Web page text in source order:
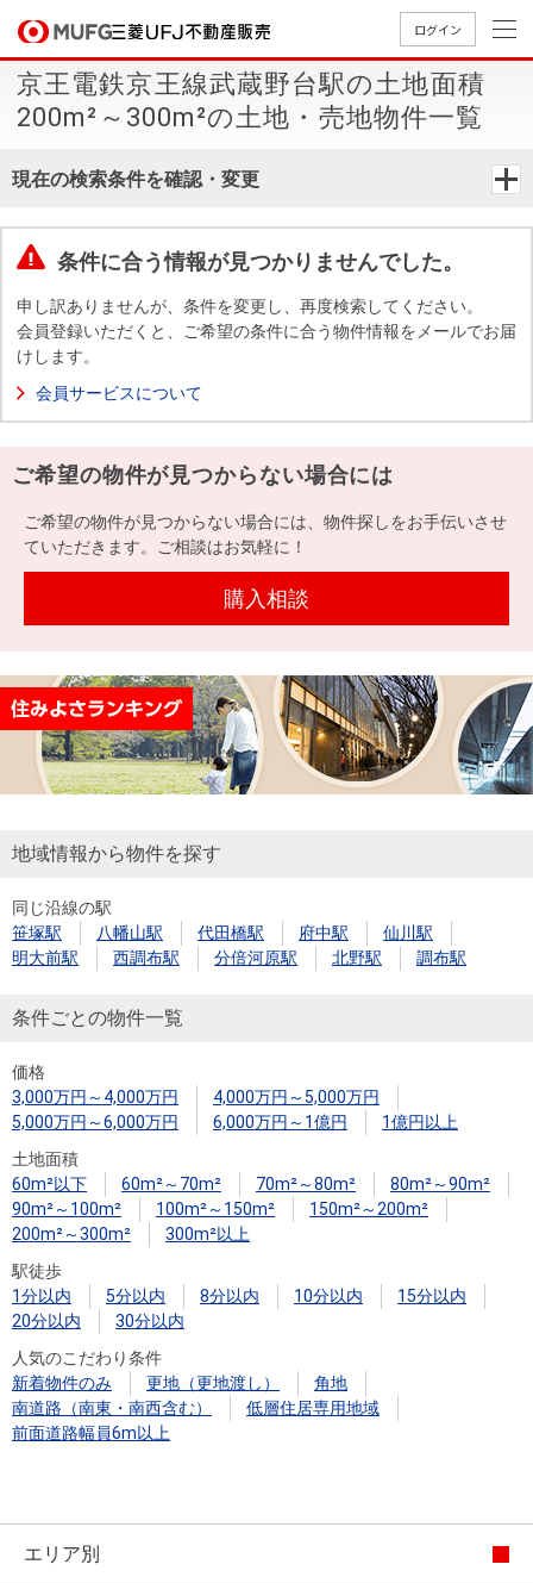
ログイン
買いたいTOP
中古
マン
ンを
探す
築・
一戸
建て
す
用
物
件
を
す
件を
探す
購入向け
サービス
住宅ロー
ンシミュ
住まい1プ
ラス（お
暮らしの
税金の本
（電子ブ
ック）
ド
売りたいTOP
無
料
定
却
談
売却
金額
試算
売却向け
周辺相場
住まい1プ
住まいと
暮らしの
税金の本
売却ガイ
ド
店舗案内TOP
店舗のご
案内（首
案内（名
案内（関
会社情報TOP
ごあいさ
つ
要
Way
経営ビジ
ョン
組織図
役員一
沿革
本社地
図
（電子ブ
ック版）
採用情報TOP
新卒採用
情報
採用情報
買いたい
売りたい
店舗案内
会社情報
採用情報
提携企業にお勤めの方
閉じる
京王電鉄京王線武蔵野台駅の土地面積
200m²～300m²の土地・売地物件一覧
現在の検索条件を確認・変更
条件に合う情報が見つかりませんでした。
申し訳ありませんが、条件を変更し、再度検索してください。
会員登録いただくと、ご希望の条件に合う物件情報をメールでお届
けします。
会員サービスについて
ご希望の物件が見つからない場合には
ご希望の物件が見つからない場合には、物件探しをお手伝いさせ
ていただきます。ご相談はお気軽に！
購入相談
地域情報から物件を探す
同じ沿線の駅
笹塚駅
八幡山駅 代田橋駅 府中駅
仙川駅
明大前駅
西調布駅 分倍河原駅 北野駅 調布駅
条件ごとの物件一覧
価格
3,000万円～4,000万円
4,000万円～5,000万円
5,000万円～6,000万円
6,000万円～1億円
1億円以上
土地面積
60m²以下
60m²～70m² 70m²～80m²
80m²～90m²
90m²～100m²
100m²～150m²
150m²～200m²
200m²～300m²
300m²以上
駅徒歩
1分以内
5分以内 8分以内 10分以内
15分以内
20分以内
30分以内
人気のこだわり条件
新着物件のみ
更地（更地渡し）
角地
南道路（南東・南西含む）
低層住居専用地域
前面道路幅員6m以上
エリア別